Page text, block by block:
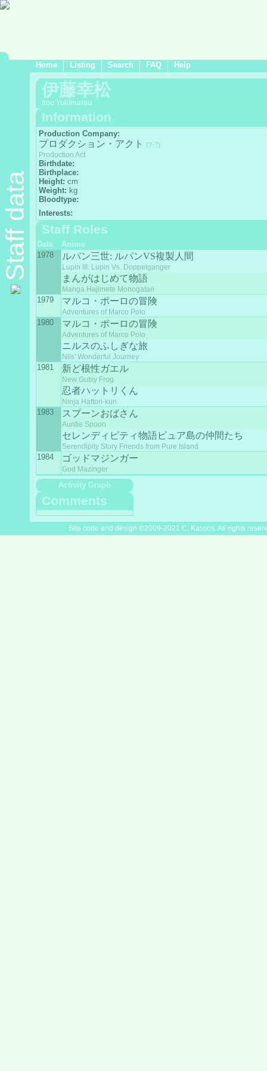
Home Listing Search FAQ Help
Staff data
伊藤幸松
Itou Yukimatsu
Information
Production Company:
プロダクション・アクト (?-?)
Production Act
Birthdate:
Birthplace:
Height: cm
Weight: kg
Bloodtype:
Interests:
Staff Roles
Date
Anime
1978
ルパン三世: ルパンVS複製人間
Lupin III: Lupin Vs. Doppelganger
まんがはじめて物語
Manga Hajimete Monogatari
1979 マルコ・ポーロの冒険
Adventures of Marco Polo
1980 マルコ・ポーロの冒険
Adventures of Marco Polo
ニルスのふしぎな旅
Nils' Wonderful Journey
1981 新ど根性ガエル
New Gutsy Frog
忍者ハットリくん
Ninja Hattori-kun
1983 スプーンおばさん
Auntie Spoon
セレンディピティ物語ピュア島の仲間たち
Serendipity Story Friends from Pure Island
1984 ゴッドマジンガー
God Mazinger
Activity Graph
Comments
Site code and design ©2009-2021 C. Kassos. All rights